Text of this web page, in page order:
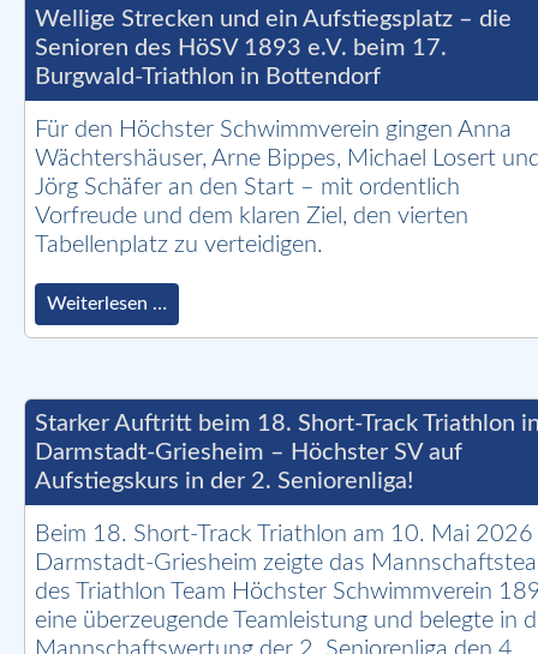
Triathlon
am
21.
Juni
in
Arheilgen
Wellige Strecken und ein Aufstiegsplatz – die
Senioren des HöSV 1893 e.V. beim 17.
Burgwald-Triathlon in Bottendorf
Für den Höchster Schwimmverein gingen Anna
Wächtershäuser, Arne Bippes, Michael Losert
Jörg Schäfer an den Start – mit ordentlich
Vorfreude und dem klaren Ziel, den vierten
Tabellenplatz zu verteidigen.
Weiterlesen …
Strecken
–
die
Senioren
des
HöSV
1893
e.V.
beim
17.
Burgwald-
Triathlon
Starker Auftritt beim 18. Short-Track Triathlon
Darmstadt-Griesheim – Höchster SV auf
Aufstiegskurs in der 2. Seniorenliga!
Beim 18. Short-Track Triathlon am 10. Mai 2026
Darmstadt-Griesheim zeigte das
des Triathlon Team Höchster Schwimmverein
eine überzeugende Teamleistung und belegte in
Mannschaftswertung der 2. Seniorenliga den 4.